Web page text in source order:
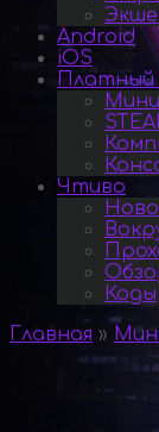
Android
iOS
Платный
Чтиво
Коды
Главная »